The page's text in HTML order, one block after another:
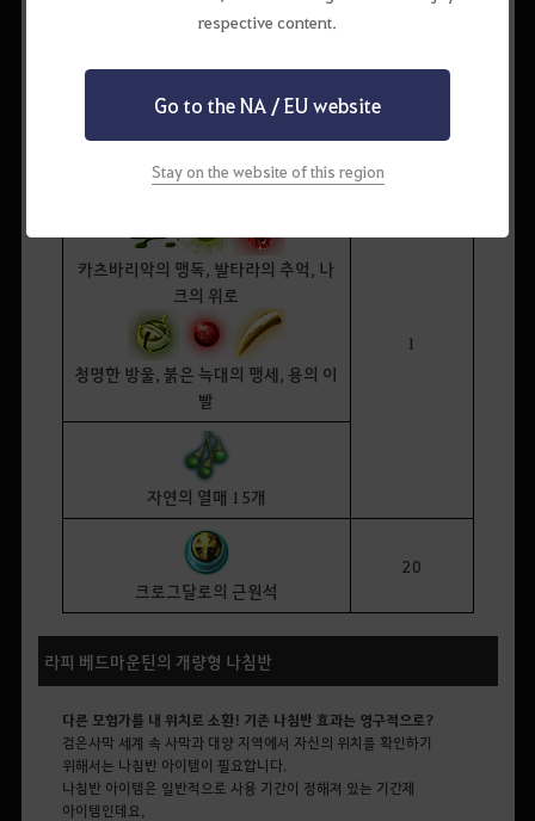
respective content.
Go to the NA / EU website
Stay on the website of this region
기타 자연의 열매 아이템이나 크로그달로의 근원석과도 교환하실 수
아타니스의 원
소 필요 수량
[아래 6종 중 1종 선택]
카츠바리악의 맹독, 발타라의 추억, 나
크의 위로
청명한 방울, 붉은 늑대의 맹세, 용의 이
빨
1
자연의 열매 15개
크로그달로의 근원석
20
라피 베드마운틴의 개량형 나침반
다른 모험가를 내 위치로 소환! 기존 나침반 효과는 영구적으로?
검은사막 세계 속 사막과 대양 지역에서 자신의 위치를 확인하기
위해서는 나침반 아이템이 필요합니다.
나침반 아이템은 일반적으로 사용 기간이 정해져 있는 기간제
아이템인데요,